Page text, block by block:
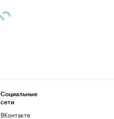
Социальные
сети
ВКонтакте